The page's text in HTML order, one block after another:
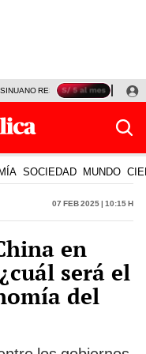
SINUANO RESULTADOS HOY
SOCIEDAD MUNDO
07 Feb 2025 | 10:15 h
en
será el
del